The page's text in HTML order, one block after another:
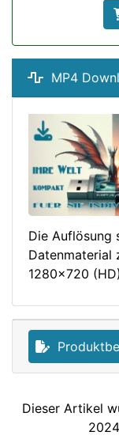
MP4
Die Auflösung
Datenmaterial
1280x720
Dieser Artikel